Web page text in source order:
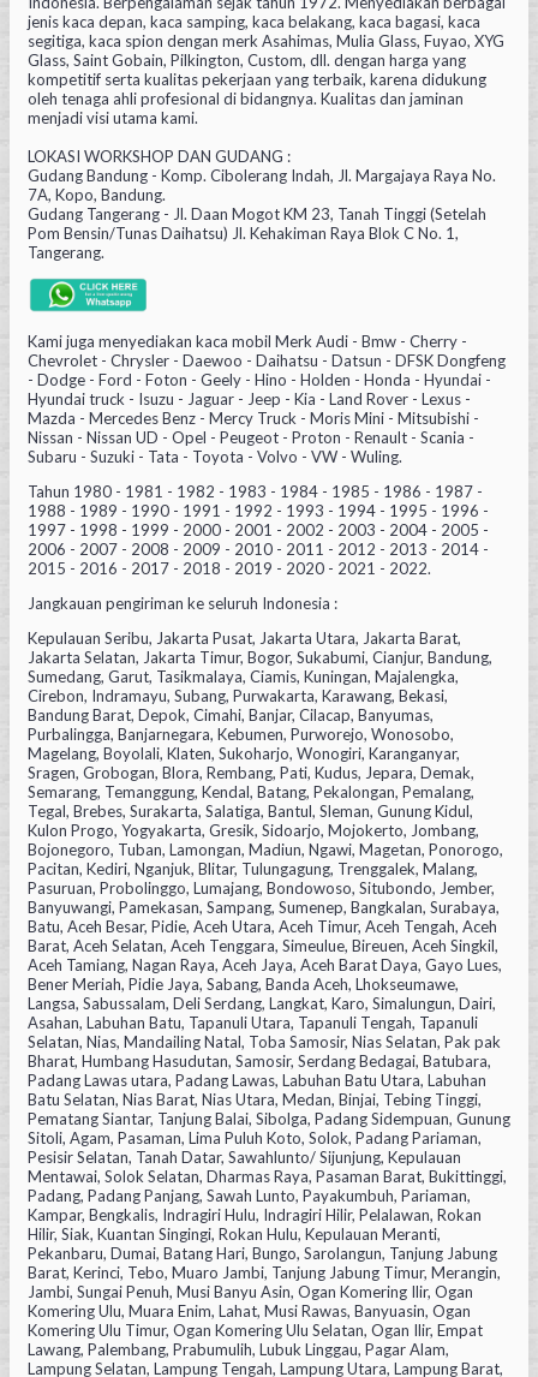
jenis kaca depan, kaca samping, kaca belakang, kaca bagasi, kaca
segitiga, kaca spion dengan merk Asahimas, Mulia Glass, Fuyao, XYG
Glass, Saint Gobain, Pilkington, Custom, dll. dengan harga yang
kompetitif serta kualitas pekerjaan yang terbaik, karena didukung
oleh tenaga ahli profesional di bidangnya. Kualitas dan jaminan
menjadi visi utama kami.
LOKASI WORKSHOP DAN GUDANG :
Gudang Bandung - Komp. Cibolerang Indah, Jl. Margajaya Raya No.
7A, Kopo, Bandung.
Gudang Tangerang - Jl. Daan Mogot KM 23, Tanah Tinggi (Setelah
Pom Bensin/Tunas Daihatsu) Jl. Kehakiman Raya Blok C No. 1,
Tangerang.
Kami juga menyediakan kaca mobil Merk Audi - Bmw - Cherry -
Chevrolet - Chrysler - Daewoo - Daihatsu - Datsun - DFSK Dongfeng
- Dodge - Ford - Foton - Geely - Hino - Holden - Honda - Hyundai -
Hyundai truck - Isuzu - Jaguar - Jeep - Kia - Land Rover - Lexus -
Mazda - Mercedes Benz - Mercy Truck - Moris Mini - Mitsubishi -
Nissan - Nissan UD - Opel - Peugeot - Proton - Renault - Scania -
Subaru - Suzuki - Tata - Toyota - Volvo - VW - Wuling.
Tahun 1980 - 1981 - 1982 - 1983 - 1984 - 1985 - 1986 - 1987 -
1988 - 1989 - 1990 - 1991 - 1992 - 1993 - 1994 - 1995 - 1996 -
1997 - 1998 - 1999 - 2000 - 2001 - 2002 - 2003 - 2004 - 2005 -
2006 - 2007 - 2008 - 2009 - 2010 - 2011 - 2012 - 2013 - 2014 -
2015 - 2016 - 2017 - 2018 - 2019 - 2020 - 2021 - 2022.
Jangkauan pengiriman ke seluruh Indonesia :
Kepulauan Seribu, Jakarta Pusat, Jakarta Utara, Jakarta Barat,
Jakarta Selatan, Jakarta Timur, Bogor, Sukabumi, Cianjur, Bandung,
Sumedang, Garut, Tasikmalaya, Ciamis, Kuningan, Majalengka,
Cirebon, Indramayu, Subang, Purwakarta, Karawang, Bekasi,
Bandung Barat, Depok, Cimahi, Banjar, Cilacap, Banyumas,
Purbalingga, Banjarnegara, Kebumen, Purworejo, Wonosobo,
Magelang, Boyolali, Klaten, Sukoharjo, Wonogiri, Karanganyar,
Sragen, Grobogan, Blora, Rembang, Pati, Kudus, Jepara, Demak,
Semarang, Temanggung, Kendal, Batang, Pekalongan, Pemalang,
Tegal, Brebes, Surakarta, Salatiga, Bantul, Sleman, Gunung Kidul,
Kulon Progo, Yogyakarta, Gresik, Sidoarjo, Mojokerto, Jombang,
Bojonegoro, Tuban, Lamongan, Madiun, Ngawi, Magetan, Ponorogo,
Pacitan, Kediri, Nganjuk, Blitar, Tulungagung, Trenggalek, Malang,
Pasuruan, Probolinggo, Lumajang, Bondowoso, Situbondo, Jember,
Banyuwangi, Pamekasan, Sampang, Sumenep, Bangkalan, Surabaya,
Batu, Aceh Besar, Pidie, Aceh Utara, Aceh Timur, Aceh Tengah, Aceh
Barat, Aceh Selatan, Aceh Tenggara, Simeulue, Bireuen, Aceh Singkil,
Aceh Tamiang, Nagan Raya, Aceh Jaya, Aceh Barat Daya, Gayo Lues,
Bener Meriah, Pidie Jaya, Sabang, Banda Aceh, Lhokseumawe,
Langsa, Sabussalam, Deli Serdang, Langkat, Karo, Simalungun, Dairi,
Asahan, Labuhan Batu, Tapanuli Utara, Tapanuli Tengah, Tapanuli
Selatan, Nias, Mandailing Natal, Toba Samosir, Nias Selatan, Pak pak
Bharat, Humbang Hasudutan, Samosir, Serdang Bedagai, Batubara,
Padang Lawas utara, Padang Lawas, Labuhan Batu Utara, Labuhan
Batu Selatan, Nias Barat, Nias Utara, Medan, Binjai, Tebing Tinggi,
Pematang Siantar, Tanjung Balai, Sibolga, Padang Sidempuan, Gunung
Sitoli, Agam, Pasaman, Lima Puluh Koto, Solok, Padang Pariaman,
Pesisir Selatan, Tanah Datar, Sawahlunto/ Sijunjung, Kepulauan
Mentawai, Solok Selatan, Dharmas Raya, Pasaman Barat, Bukittinggi,
Padang, Padang Panjang, Sawah Lunto, Payakumbuh, Pariaman,
Kampar, Bengkalis, Indragiri Hulu, Indragiri Hilir, Pelalawan, Rokan
Hilir, Siak, Kuantan Singingi, Rokan Hulu, Kepulauan Meranti,
Pekanbaru, Dumai, Batang Hari, Bungo, Sarolangun, Tanjung Jabung
Barat, Kerinci, Tebo, Muaro Jambi, Tanjung Jabung Timur, Merangin,
Jambi, Sungai Penuh, Musi Banyu Asin, Ogan Komering Ilir, Ogan
Komering Ulu, Muara Enim, Lahat, Musi Rawas, Banyuasin, Ogan
Komering Ulu Timur, Ogan Komering Ulu Selatan, Ogan Ilir, Empat
Lawang, Palembang, Prabumulih, Lubuk Linggau, Pagar Alam,
Lampung Selatan, Lampung Tengah, Lampung Utara, Lampung Barat,